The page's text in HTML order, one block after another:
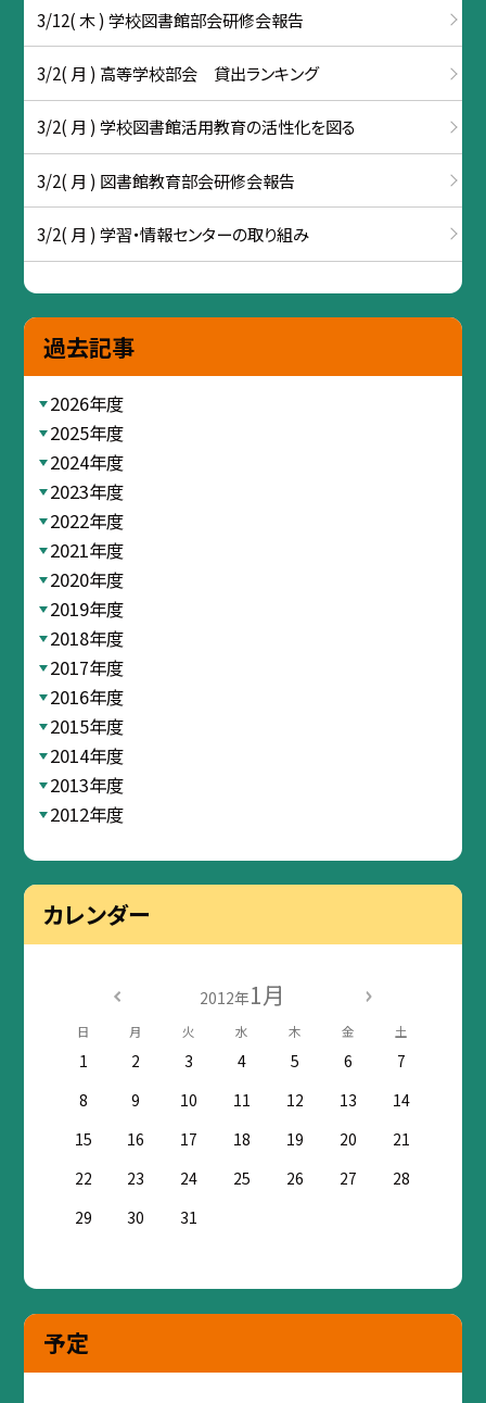
3/12( 木 ) 学校図書館部会研修会報告
3/2( 月 ) 高等学校部会 貸出ランキング
3/2( 月 ) 学校図書館活用教育の活性化を図る
3/2( 月 ) 図書館教育部会研修会報告
3/2( 月 ) 学習・情報センターの取り組み
過去記事
2026年度
2025年度
2024年度
2023年度
2022年度
2021年度
2020年度
2019年度
2018年度
2017年度
2016年度
2015年度
2014年度
2013年度
2012年度
カレンダー
2012年1月
日 月 火 水 木 金 土
1 2 3 4 5 6
7
8
9 10 11 12 13
14
15
16 17 18 19 20
21
22
23 24 25 26 27
28
29
30 31
予定